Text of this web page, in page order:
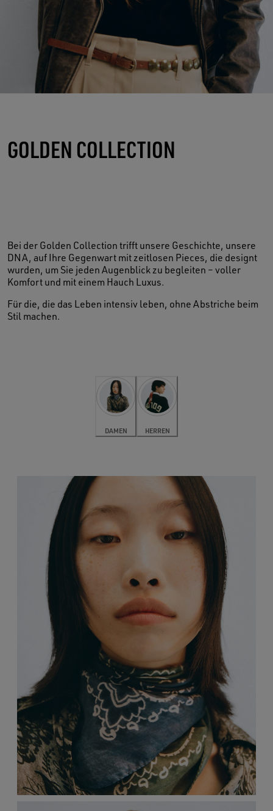
GOLDEN COLLECTION
Bei der Golden Collection trifft unsere Geschichte, unsere
DNA, auf Ihre Gegenwart mit zeitlosen Pieces, die designt
wurden, um Sie jeden Augenblick zu begleiten – voller
Komfort und mit einem Hauch Luxus.
Für die, die das Leben intensiv leben, ohne Abstriche beim
Stil machen.
DAMEN HERREN